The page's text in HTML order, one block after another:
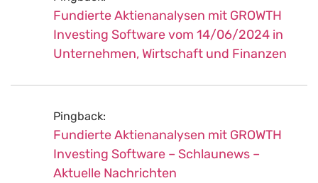
Fundierte Aktienanalysen mit GROWTH
Investing Software vom 14/06/2024 in
Unternehmen, Wirtschaft und Finanzen
Pingback:
Fundierte Aktienanalysen mit GROWTH
Investing Software – Schlaunews –
Aktuelle Nachrichten